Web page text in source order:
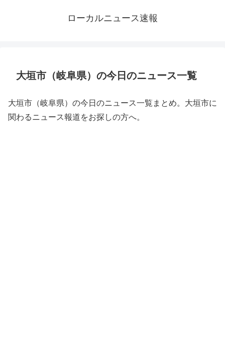
ローカルニュース速報
大垣市（岐阜県）の今日のニュース一覧
大垣市（岐阜県）の今日のニュース一覧まとめ。大垣市に
関わるニュース報道をお探しの方へ。